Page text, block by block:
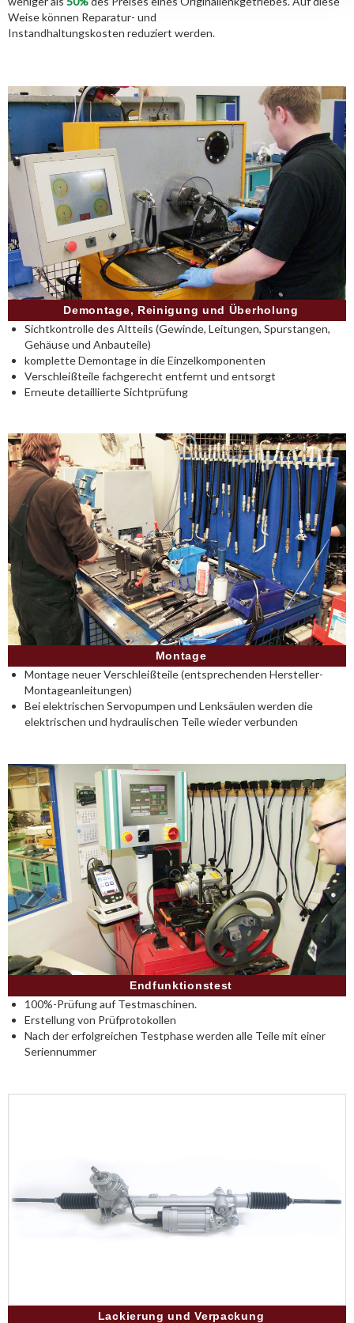
Weise können Reparatur- und
Instandhaltungskosten reduziert werden.
Demontage, Reinigung und Überholung
Sichtkontrolle des Altteils (Gewinde, Leitungen, Spurstangen,
Gehäuse und Anbauteile)
komplette Demontage in die Einzelkomponenten
Verschleißteile fachgerecht entfernt und entsorgt
Erneute detaillierte Sichtprüfung
Montage
Montage neuer Verschleißteile (entsprechenden Hersteller-
Montageanleitungen)
Bei elektrischen Servopumpen und Lenksäulen werden die
elektrischen und hydraulischen Teile wieder verbunden
Endfunktionstest
100%-Prüfung auf Testmaschinen.
Erstellung von Prüfprotokollen
Nach der erfolgreichen Testphase werden alle Teile mit einer
Seriennummer
Lackierung und Verpackung